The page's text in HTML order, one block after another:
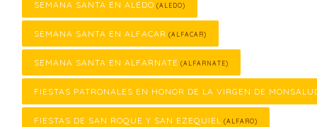
SEMANA SANTA EN ALEDO (ALEDO)
SEMANA SANTA EN ALFACAR (ALFACAR)
SEMANA SANTA EN ALFARNATE (ALFARNATE)
FIESTAS PATRONALES EN HONOR DE LA VIRGEN DE
FIESTAS DE SAN ROQUE Y SAN EZEQUIEL (ALFARO)